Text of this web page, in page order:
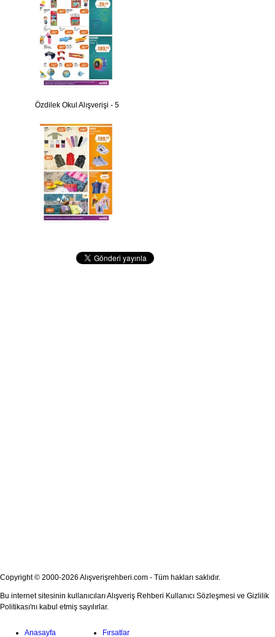
Özdilek Okul Alışverişi - 5
Copyright © 2000-2026 Alışverişrehberi.com - Tüm hakları saklıdır.
Bu internet sitesinin kullanıcıları Alışveriş Rehberi Kullanıcı Sözleşmesi ve Gizlilik
Politikası'nı kabul etmiş sayılırlar.
Anasayfa Fırsatlar